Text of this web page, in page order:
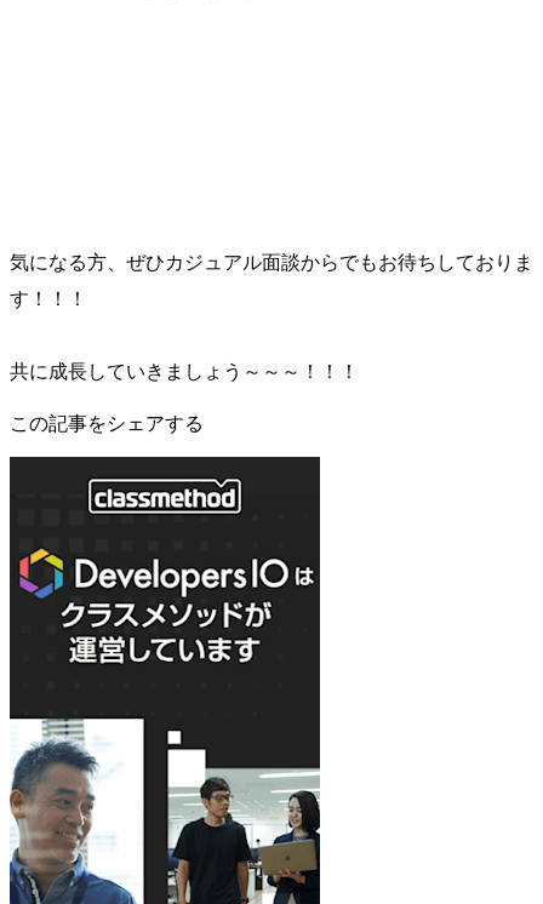
気になる方、ぜひカジュアル面談からでもお待ちしておりま
す！！！
共に成長していきましょう～～～！！！
この記事をシェアする